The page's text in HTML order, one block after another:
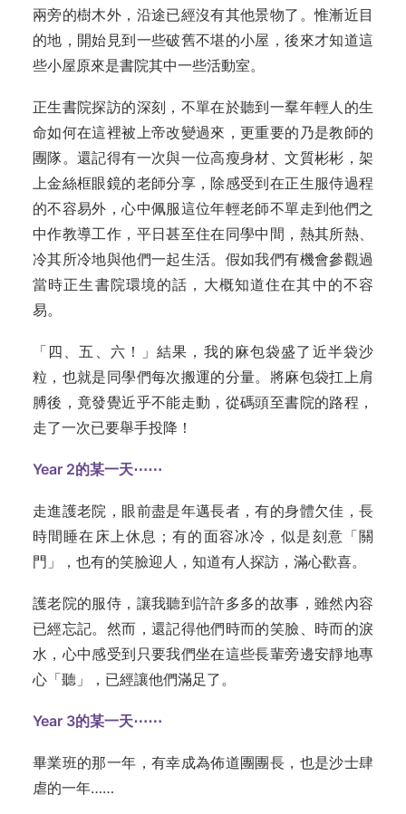
兩旁的樹木外，沿途已經沒有其他景物了。惟漸近目
的地，開始見到一些破舊不堪的小屋，後來才知道這
些小屋原來是書院其中一些活動室。
正生書院探訪的深刻，不單在於聽到一羣年輕人的生
命如何在這裡被上帝改變過來，更重要的乃是教師的
團隊。還記得有一次與一位高瘦身材、文質彬彬，架
上金絲框眼鏡的老師分享，除感受到在正生服侍過程
的不容易外，心中佩服這位年輕老師不單走到他們之
中作教導工作，平日甚至住在同學中間，熱其所熱、
冷其所冷地與他們一起生活。假如我們有機會參觀過
當時正生書院環境的話，大概知道住在其中的不容
易。
「四、五、六！」結果，我的麻包袋盛了近半袋沙
粒，也就是同學們每次搬運的分量。將麻包袋扛上肩
膊後，竟發覺近乎不能走動，從碼頭至書院的路程，
走了一次已要舉手投降！
Year 2的某一天⋯⋯
走進護老院，眼前盡是年邁長者，有的身體欠佳，長
時間睡在床上休息；有的面容冰冷，似是刻意「關
門」，也有的笑臉迎人，知道有人探訪，滿心歡喜。
護老院的服侍，讓我聽到許許多多的故事，雖然內容
已經忘記。然而，還記得他們時而的笑臉、時而的淚
水，心中感受到只要我們坐在這些長輩旁邊安靜地專
心「聽」，已經讓他們滿足了。
Year 3的某一天⋯⋯
畢業班的那一年，有幸成為佈道團團長，也是沙士肆
虐的一年……